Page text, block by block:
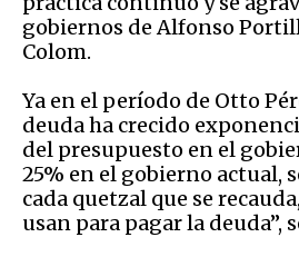
gobiernos de Alfonso
Colom.
Ya en el período de Otto
deuda ha crecido
del presupuesto en el
25% en el gobierno actual,
cada quetzal que se
usan para pagar la deuda”,